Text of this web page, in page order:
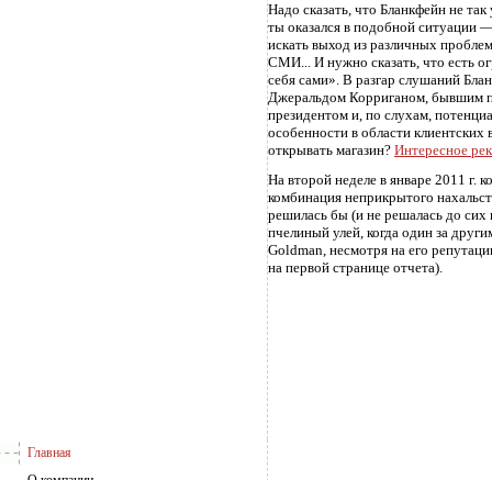
Надо сказать, что Бланкфейн не
ты оказался в подобной ситуации
искать выход из различных
СМИ... И нужно сказать, что есть
себя сами». В разгар слушаний
Джеральдом Корриганом, бывшим
президентом и, по слухам,
особенности в области
открывать магазин? Интересное
На второй неделе в январе 2011 г.
комбинация неприкрытого
решилась бы (и не решалась до
пчелиный улей, когда один за
Goldman, несмотря на его
на первой странице отчета).
Главная